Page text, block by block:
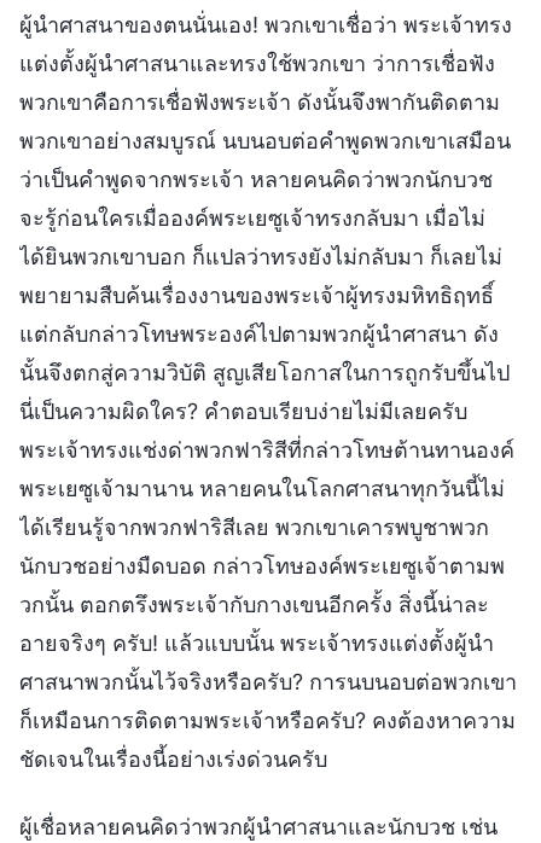
ผู้นำศาสนาของตนนั่นเอง! พวกเขาเชื่อว่า พระเจ้าทรง
แต่งตั้งผู้นำศาสนาและทรงใช้พวกเขา ว่าการเชื่อฟัง
พวกเขาคือการเชื่อฟังพระเจ้า ดังนั้นจึงพากันติดตาม
พวกเขาอย่างสมบูรณ์ นบนอบต่อคำพูดพวกเขาเสมือน
ว่าเป็นคำพูดจากพระเจ้า หลายคนคิดว่าพวกนักบวช
จะรู้ก่อนใครเมื่อองค์พระเยซูเจ้าทรงกลับมา เมื่อไม่
ได้ยินพวกเขาบอก ก็แปลว่าทรงยังไม่กลับมา ก็เลยไม่
พยายามสืบค้นเรื่องงานของพระเจ้าผู้ทรงมหิทธิฤทธิ์
แต่กลับกล่าวโทษพระองค์ไปตามพวกผู้นำศาสนา ดัง
นั้นจึงตกสู่ความวิบัติ สูญเสียโอกาสในการถูกรับขึ้นไป
นี่เป็นความผิดใคร? คำตอบเรียบง่ายไม่มีเลยครับ
พระเจ้าทรงแช่งด่าพวกฟาริสีที่กล่าวโทษต้านทานองค์
พระเยซูเจ้ามานาน หลายคนในโลกศาสนาทุกวันนี้ไม่
ได้เรียนรู้จากพวกฟาริสีเลย พวกเขาเคารพบูชาพวก
นักบวชอย่างมืดบอด กล่าวโทษองค์พระเยซูเจ้าตามพ
วกนั้น ตอกตรึงพระเจ้ากับกางเขนอีกครั้ง สิ่งนี้น่าละ
อายจริงๆ ครับ! แล้วแบบนั้น พระเจ้าทรงแต่งตั้งผู้นำ
ศาสนาพวกนั้นไว้จริงหรือครับ? การนบนอบต่อพวกเขา
ก็เหมือนการติดตามพระเจ้าหรือครับ? คงต้องหาความ
ชัดเจนในเรื่องนี้อย่างเร่งด่วนครับ
ผู้เชื่อหลายคนคิดว่าพวกผู้นำศาสนาและนักบวช เช่น